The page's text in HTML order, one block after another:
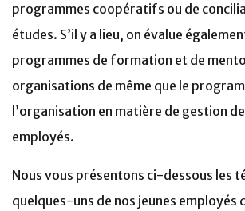
programmes coopératifs ou de
études. S’il y a lieu, on évalue
programmes de formation et de
organisations de même que le
l’organisation en matière de gestion
employés.
Nous vous présentons ci-dessous les
quelques-uns de nos jeunes employés